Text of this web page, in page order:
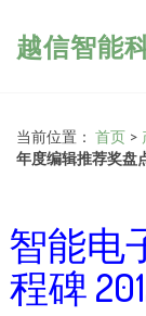
越信智能
当前位置： 首页 >
年度编辑推荐奖盘
智能电
程碑